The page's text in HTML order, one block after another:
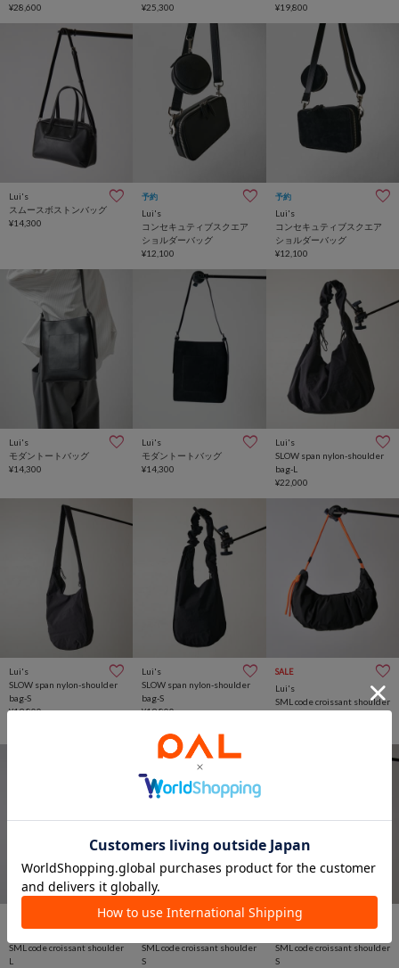
¥28,600
¥25,300
¥19,800
Lui's
スムースボストンバッグ
¥14,300
予約
Lui's
コンセキュティブスクエア
ショルダーバッグ
¥12,100
予約
Lui's
コンセキュティブスクエア
ショルダーバッグ
¥12,100
Lui's
モダントートバッグ
¥14,300
Lui's
モダントートバッグ
¥14,300
Lui's
SLOW span nylon-shoulder
bag-L
¥22,000
Lui's
SLOW span nylon-shoulder
bag-S
¥19,800
Lui's
SLOW span nylon-shoulder
bag-S
¥19,800
SALE
Lui's
SML code croissant shoulder
SML code croissant shoulder
L
SALE
SML code croissant shoulder
S
SALE
SML code croissant shoulder
S